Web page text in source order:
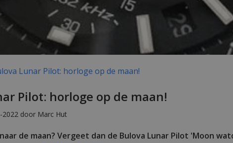
Lunar Pilot: horloge op de maan!
Pilot: horloge op de maan!
door Marc Hut
de maan? Vergeet dan de Bulova Lunar Pilot 'Moon